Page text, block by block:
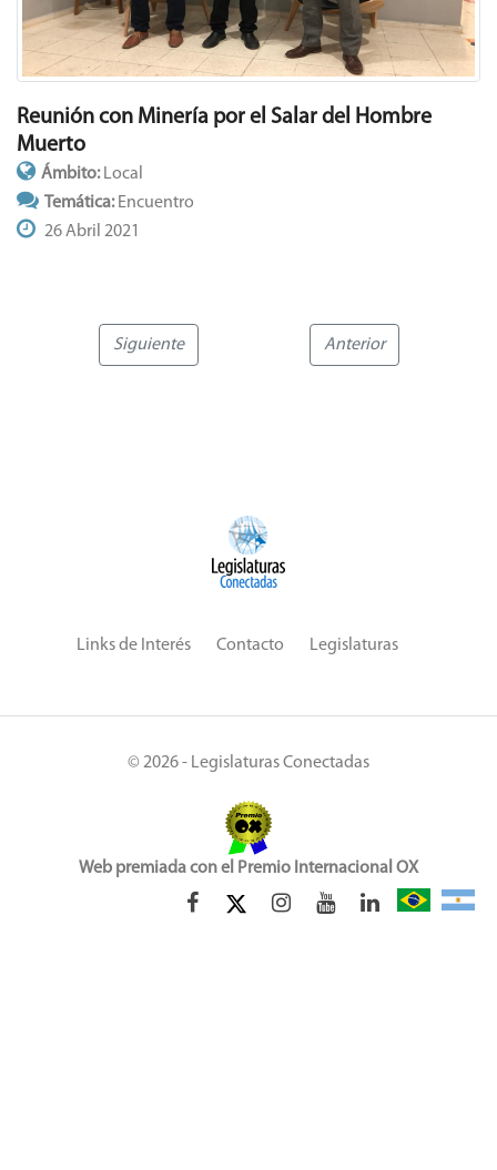
Reunión con Minería por el Salar del Hombre
Muerto
Ámbito: Local
Temática: Encuentro
26 Abril 2021
Siguiente Anterior
Links de Interés Contacto Legislaturas
© 2026 - Legislaturas Conectadas
Web premiada con el Premio Internacional OX